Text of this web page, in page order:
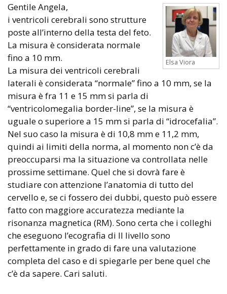
Elsa Viora
Gentile Angela,
i ventricoli cerebrali sono strutture
poste all’interno della testa del feto.
La misura è considerata normale
fino a 10 mm.
La misura dei ventricoli cerebrali
laterali è considerata “normale” fino a 10 mm, se la
misura è fra 11 e 15 mm si parla di
“ventricolomegalia border-line”, se la misura è
uguale o superiore a 15 mm si parla di “idrocefalia”.
Nel suo caso la misura è di 10,8 mm e 11,2 mm,
quindi ai limiti della norma, al momento non c’è da
preoccuparsi ma la situazione va controllata nelle
prossime settimane. Quel che si dovrà fare è
studiare con attenzione l’anatomia di tutto del
cervello e, se ci fossero dei dubbi, questo può essere
fatto con maggiore accuratezza mediante la
risonanza magnetica (RM). Sono certa che i colleghi
che eseguono l’ecografia di II livello sono
perfettamente in grado di fare una valutazione
completa del caso e di spiegarle per bene quel che
c’è da sapere. Cari saluti.